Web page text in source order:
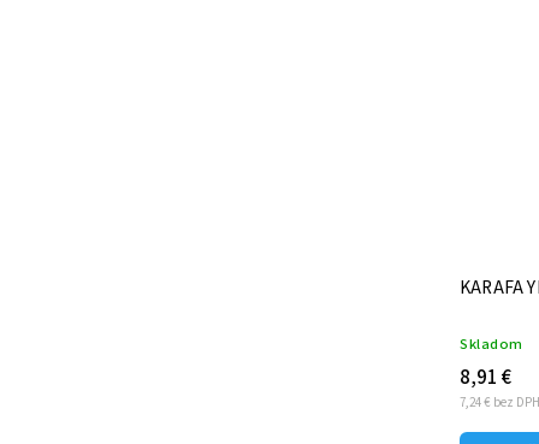
KARAFA
Skladom
7,24 € bez DPH
8,91 €